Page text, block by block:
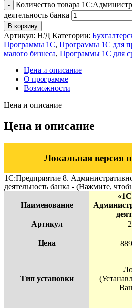
Количество товара
деятельность банка
В корзину
Артикул: Н/Д Категории:
Программы 1С, Программы 1С для
малого бизнеса, Программы 1С для
Цена и описание
О программе
Возможности
Цена и описание
Цена и описание
Локальная версия
1С:Предприятие 8.
деятельность банка - (Нажмите,
Наименование
Артикул
Цена
Тип установки